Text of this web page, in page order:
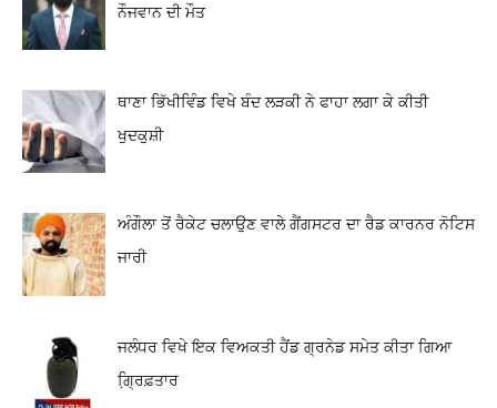
ਨੌਜਵਾਨ ਦੀ ਮੌਤ
ਥਾਣਾ ਭਿੱਖੀਵਿੰਡ ਵਿਖੇ ਬੰਦ ਲੜਕੀ ਨੇ ਫਾਹਾ ਲਗਾ ਕੇ ਕੀਤੀ
ਖੁਦਕੁਸ਼ੀ
ਅੰਗੌਲਾ ਤੋਂ ਰੈਕੇਟ ਚਲਾਉਣ ਵਾਲੇ ਗੈਂਗਸਟਰ ਦਾ ਰੈਡ ਕਾਰਨਰ ਨੋਟਿਸ
ਜਾਰੀ
ਜਲੰਧਰ ਵਿਖੇ ਇਕ ਵਿਅਕਤੀ ਹੈਂਡ ਗ੍ਰਨੇਡ ਸਮੇਤ ਕੀਤਾ ਗਿਆ
ਗ੍ਰਿ਼ਫ਼ਤਾਰ